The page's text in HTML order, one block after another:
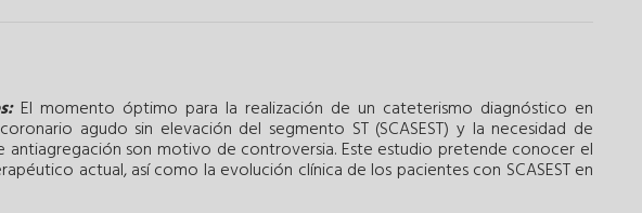
El momento óptimo para la realización de un cateterismo diagnóstico en
agudo sin elevación del segmento ST (SCASEST) y la necesidad de
son motivo de controversia. Este estudio pretende conocer el
actual, así como la evolución clínica de los pacientes con SCASEST en